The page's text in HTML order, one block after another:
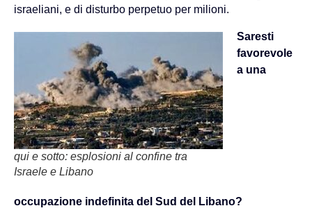
israeliani, e di disturbo perpetuo per milioni.
qui e sotto: esplosioni al confine tra
Israele e Libano
Saresti
favorevole
a una
occupazione indefinita del Sud del Libano?